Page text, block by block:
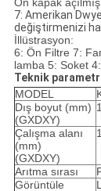
Ön kapak
7: Amerikan
değiştirmenizi
İllüstrasyon:
6: Ön Filtre 7:
lamba 5: Soket
Teknik
MODEL
Dış boyut (mm)
(GXDXY)
Çalışma alanı
(mm)
(GXDXY)
Arıtma sırası
Görüntüle